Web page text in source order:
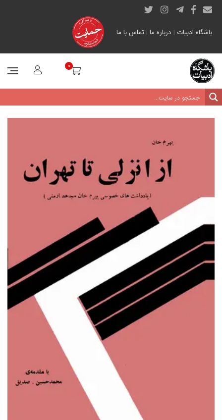
باشگاه ادبیات | درباره ما | تماس با ما
0